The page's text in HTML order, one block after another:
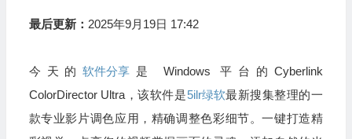
最后更新： 2025年9月19日 17:42
今天的软件分享 是 Windows 平台的Cyberlink
ColorDirector Ultra，该软件是5ilr绿软最新搜集整理的一
款专业影片调色应用，精确调整色彩细节。一键打造精